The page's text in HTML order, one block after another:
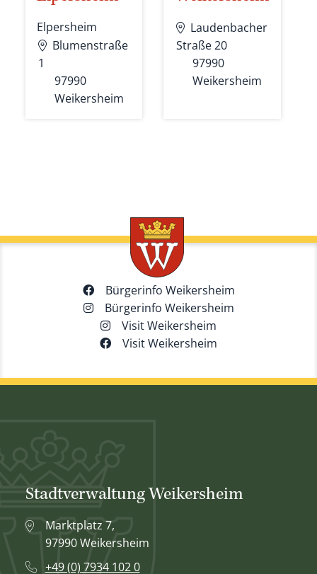
Elpersheim
Blumenstraße
1
97990
Weikersheim
Laudenbacher
Straße 20
97990
Weikersheim
Bürgerinfo Weikersheim
Bürgerinfo Weikersheim
Visit Weikersheim
Visit Weikersheim
Stadtverwaltung Weikersheim
Marktplatz 7,
97990 Weikersheim
+49 (0) 7934 102 0